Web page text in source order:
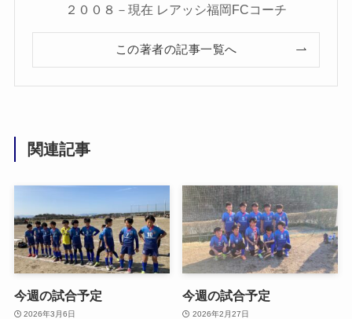
２００８－現在 レアッシ福岡FCコーチ
この著者の記事一覧へ
関連記事
今週の試合予定
2026年3月6日
今週の試合予定
2026年2月27日